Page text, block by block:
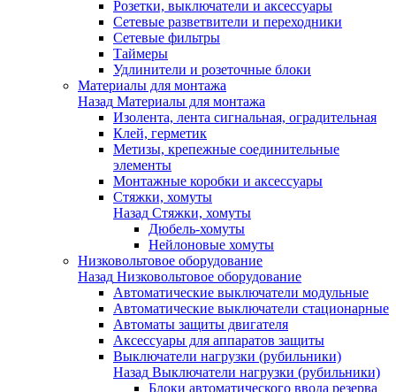
Розетки, выключатели и аксессуары
Сетевые разветвители и переходники
Сетевые фильтры
Таймеры
Удлинители и розеточные блоки
Материалы для монтажа
Назад Материалы для монтажа
Изолента, лента сигнальная, оградительная
Клей, герметик
Метизы, крепежные соединительные
элементы
Монтажные коробки и аксессуары
Стяжки, хомуты
Назад Стяжки, хомуты
Дюбель-хомуты
Нейлоновые хомуты
Низковольтовое оборудование
Назад Низковольтовое оборудование
Автоматические выключатели модульные
Автоматические выключатели стационарные
Автоматы защиты двигателя
Аксессуары для аппаратов защиты
Выключатели нагрузки (рубильники)
Назад Выключатели нагрузки (рубильники)
Блоки автоматического ввода резерва